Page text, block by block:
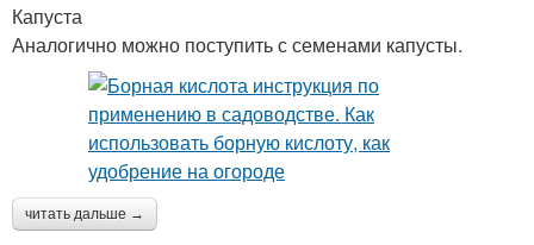
Капуста
Аналогично можно поступить с семенами капусты.
читать дальше →